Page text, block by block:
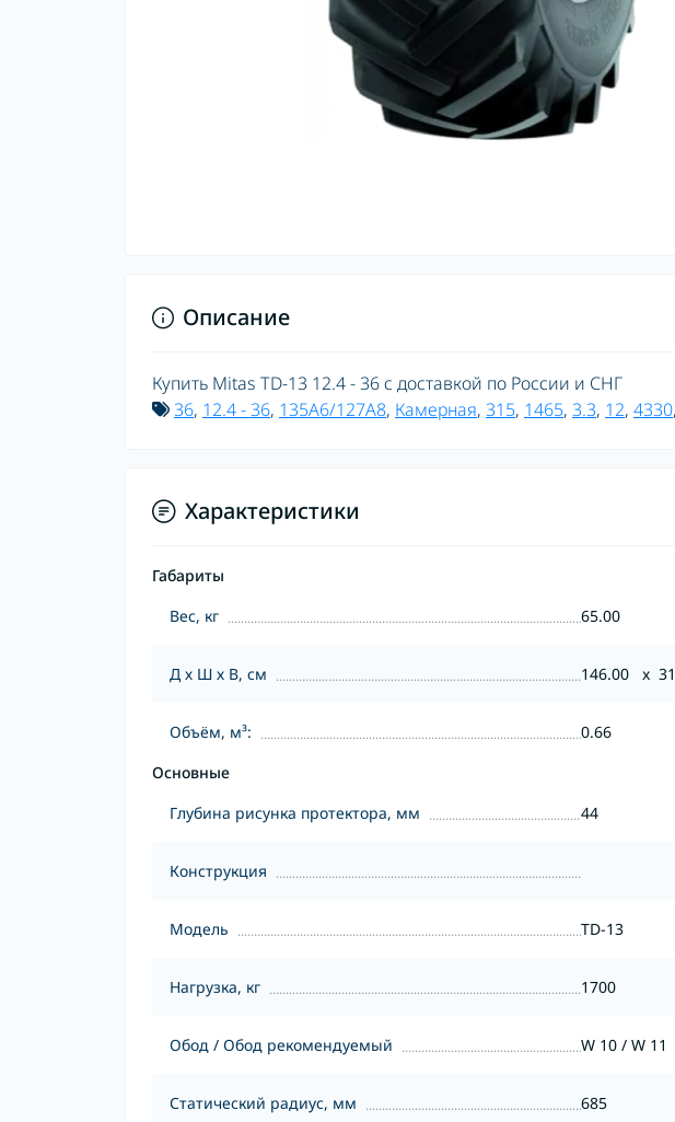
Описание
Купить Mitas TD-13 12.4 - 36 с доставкой по России и СНГ
36, 12.4 - 36, 135A6/127A8, Камерная, 315, 1465, 3.3, 12, 4330,
Характеристики
Габариты
Вес, кг
65.00
Д х Ш х В, см 146.00 x
Объём, м³:
0.66
Основные
Глубина рисунка протектора, мм
44
Конструкция
Модель TD-13
Нагрузка, кг 1700
Обод / Обод рекомендуемый W 10 / W 11
Статический радиус, мм 685